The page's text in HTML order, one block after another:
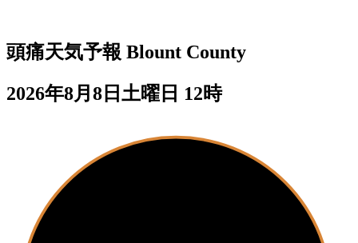
頭痛天気予報 Blount County
2026年8月8日土曜日 12時